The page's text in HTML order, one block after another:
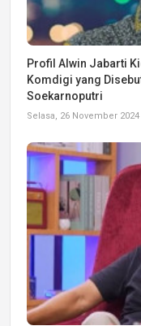
Profil Alwin Jabarti
Komdigi yang
Soekarnoputri
Selasa, 26 November 2024